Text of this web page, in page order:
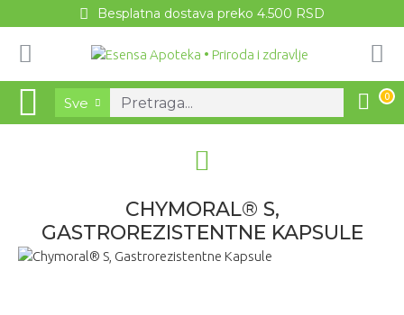
Besplatna dostava preko 4.500 RSD
Sve 0
CHYMORAL® S,
GASTROREZISTENTNE KAPSULE